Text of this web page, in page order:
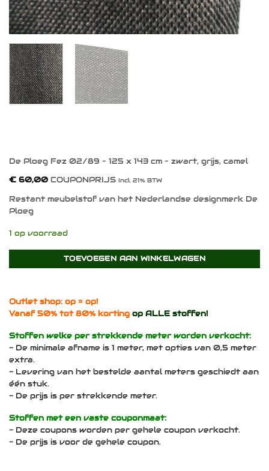
De Ploeg Fez 02/89 – 125 x 143 cm – zwart, grijs, camel
€ 60,00 COUPONPRIJS Incl. 21% BTW
Restant meubelstof van het Nederlandse designmerk De
Ploeg
1 op voorraad
TOEVOEGEN AAN WINKELWAGEN
Outlet shop: op = op!
Vanaf 50% tot 80% korting op ALLE stoffen!
Stoffen welke per strekkende meter worden verkocht:
- De minimale afname is 1 meter, met opties van 0,5 meter
extra.
- Levering van het bestelde aantal meters geschiedt aan
één stuk.
- De prijs is per strekkende meter.
Stoffen met een vaste couponmaat:
- Deze coupons worden per gehele coupon verkocht.
- De prijs is voor de gehele coupon.